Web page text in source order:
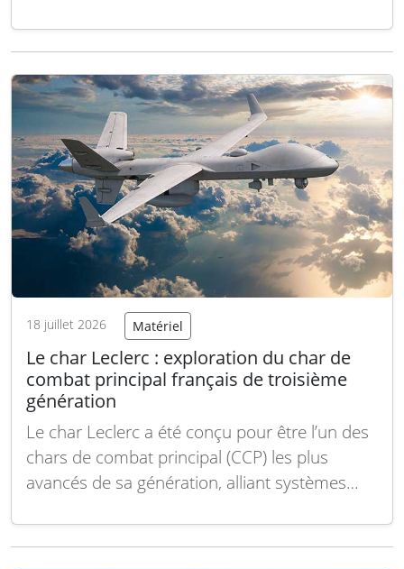
MILGEM. Cette mise à l’eau illustre l’efficacité
entre STM et le consortium naval…Lire la suite
18 juillet 2026 Matériel
Le char Leclerc : exploration du char de
combat principal français de troisième
génération
Le char Leclerc a été conçu pour être l’un des
chars de combat principal (CCP) les plus
avancés de sa génération, alliant systèmes
dans un ensemble qui le distingue de